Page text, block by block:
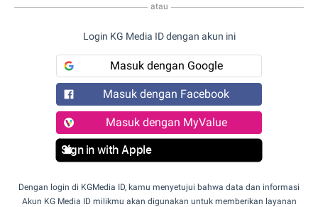
atau
Login KG Media ID dengan akun ini
Masuk dengan Google
Masuk dengan Facebook
Masuk dengan MyValue
Sign in with Apple
Dengan login di KGMedia ID, kamu menyetujui bahwa data dan informasi
Akun KG Media ID milikmu akan digunakan untuk memberikan layanan